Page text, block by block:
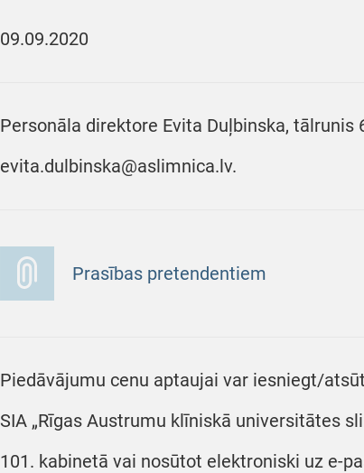
09.09.2020
Personāla direktore Evita Duļbinska, tālrunis
evita.dulbinska@aslimnica.lv.
Prasības pretendentiem
Piedāvājumu cenu aptaujai var iesniegt/
SIA „Rīgas Austrumu klīniskā universitātes
101. kabinetā vai nosūtot elektroniski uz e-